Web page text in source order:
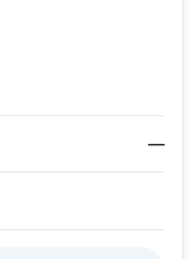
—